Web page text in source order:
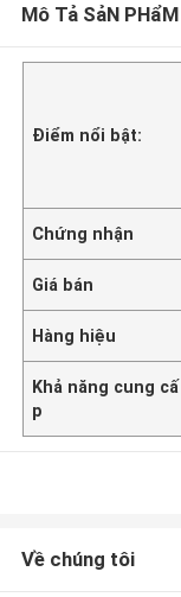
Mô Tả SảN PHẩM
Điểm nổi bật:
Chứng nhận
Giá bán
Hàng hiệu
Khả năng cung cấ
p
Về chúng tôi